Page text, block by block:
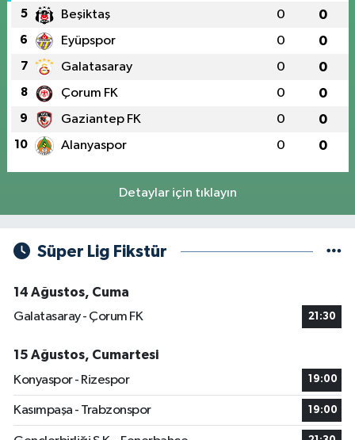
5 Beşiktaş 0 0
6 Eyüpspor 0 0
7 Galatasaray 0 0
8 Çorum FK 0 0
9 Gaziantep FK 0 0
10 Alanyaspor 0 0
Detaylar için tıklayın
Süper Lig Fikstür
14 Ağustos, Cuma
Galatasaray - Çorum FK
21:30
15 Ağustos, Cumartesi
Konyaspor - Rizespor
19:00
Kasımpaşa - Trabzonspor 19:00